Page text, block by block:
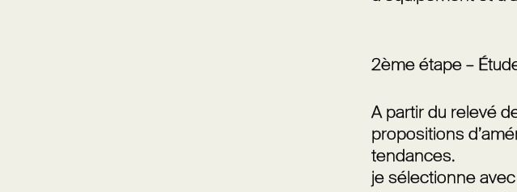
2ème étape –
A partir du relevé
propositions
tendances.
je sélectionne